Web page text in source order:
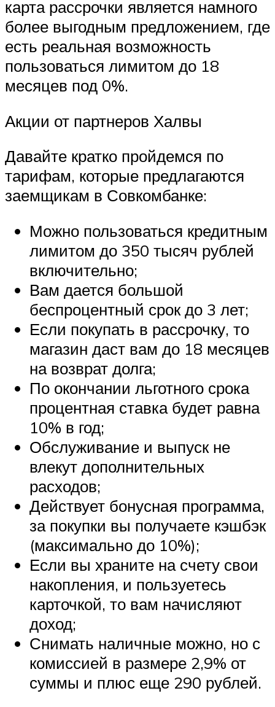
карта рассрочки является намного
более выгодным предложением, где
есть реальная возможность
пользоваться лимитом до 18
месяцев под 0%.
Акции от партнеров Халвы
Давайте кратко пройдемся по
тарифам, которые предлагаются
заемщикам в Совкомбанке:
Можно пользоваться кредитным
лимитом до 350 тысяч рублей
включительно;
Вам дается большой
беспроцентный срок до 3 лет;
Если покупать в рассрочку, то
магазин даст вам до 18 месяцев
на возврат долга;
По окончании льготного срока
процентная ставка будет равна
10% в год;
Обслуживание и выпуск не
влекут дополнительных
расходов;
Действует бонусная программа,
за покупки вы получаете кэшбэк
(максимально до 10%);
Если вы храните на счету свои
накопления, и пользуетесь
карточкой, то вам начисляют
доход;
Снимать наличные можно, но с
комиссией в размере 2,9% от
суммы и плюс еще 290 рублей.